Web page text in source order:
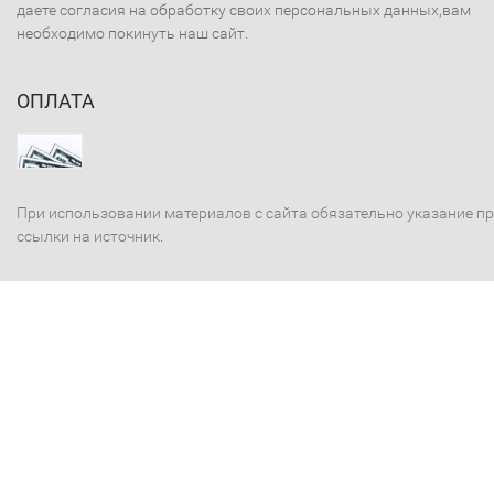
даете согласия на обработку своих персональных данных,вам
необходимо покинуть наш сайт.
ОПЛАТА
При использовании материалов с сайта обязательно указание
ссылки на источник.